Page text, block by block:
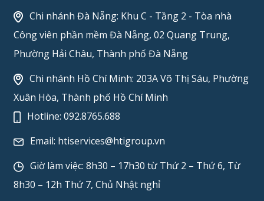
Chi nhánh Đà Nẵng: Khu C - Tầng 2 - Tòa nhà
Công viên phần mềm Đà Nẵng, 02 Quang Trung,
Phường Hải Châu, Thành phố Đà Nẵng
Chi nhánh Hồ Chí Minh: 203A Võ Thị Sáu, Phường
Xuân Hòa, Thành phố Hồ Chí Minh
Hotline:092.8765.688
Email: htiservices@htigroup.vn
Giờ làm việc: 8h30 – 17h30 từ Thứ 2 – Thứ 6, Từ
8h30 – 12h Thứ 7, Chủ Nhật nghỉ